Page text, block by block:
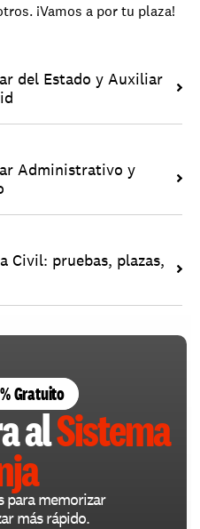
¡Vamos a por tu plaza!
del Estado y Auxiliar
Administrativo y
Civil: pruebas, plazas,
Gratuito
al Sistema
para memorizar
más rápido.